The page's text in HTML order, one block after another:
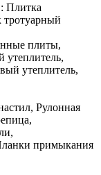
Плитка
тротуарный
плиты,
утеплитель,
утеплитель,
Рулонная
примыкания